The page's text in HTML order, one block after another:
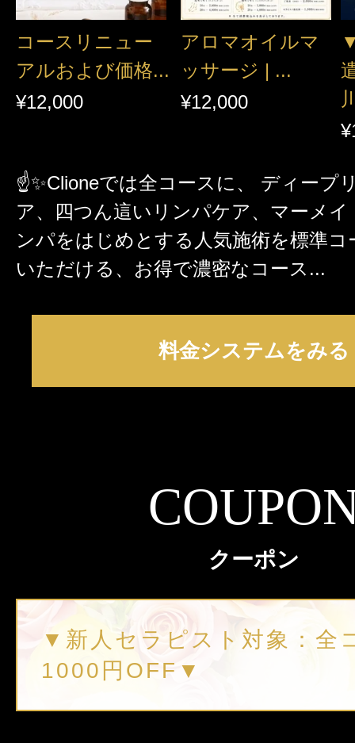
コースリニュー
アルおよび価格...
¥12,000
アロマオイルマ
ッサージ | ...
¥12,000
☝✨Clioneでは全コースに、 ディープ
ア、四つん這いリンパケア、マーメ
ンパをはじめとする人気施術を標準コ
いただける、お得で濃密なコース...
料金システムをみる
クーポン
▼新人セラピスト対象：全
1000円OFF▼